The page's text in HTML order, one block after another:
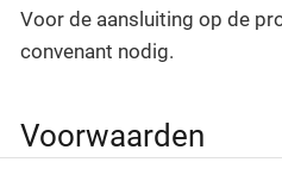
Voor de aansluiting op de
convenant nodig.
Voorwaarden